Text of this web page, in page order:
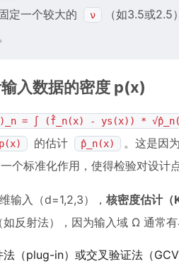
定一个较大的 ν
（如3.5或
入数据的密度 p(x)
= ∫ (f̂_n(x) - ys(x)) *
p(x) 的估计 p̂_n(x)
。这是因
个标准化作用，使得检验对设计
输入（d=1,2,3）， 核密度估计（
（如反射法），因为输入域 Ω 通常
法（plug-in）或交叉验证法（